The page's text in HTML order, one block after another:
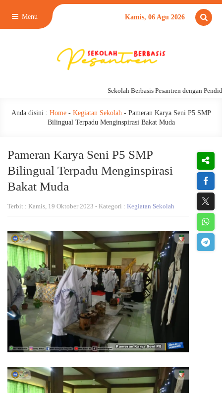
Menu Kamis, 06 Agu 2026
Sekolah Berbasis Pesantren dengan
Anda disini : Home- Kegiatan Sekolah- Pameran Karya Seni P5 SMP
Bilingual Terpadu Menginspirasi Bakat Muda
Pameran Karya Seni P5 SMP
Bilingual Terpadu Menginspirasi
Bakat Muda
Terbit : Kamis, 19 Oktober 2023 - Kategori : Kegiatan Sekolah